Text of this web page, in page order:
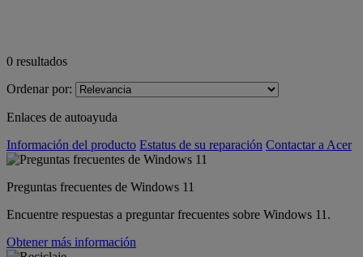
0 resultados
Ordenar por:
Enlaces de autoayuda
Información del producto Estatus de su reparación Contactar a Acer
Preguntas frecuentes de Windows 11
Encuentre respuestas a preguntar frecuentes sobre Windows 11.
Obtener más información